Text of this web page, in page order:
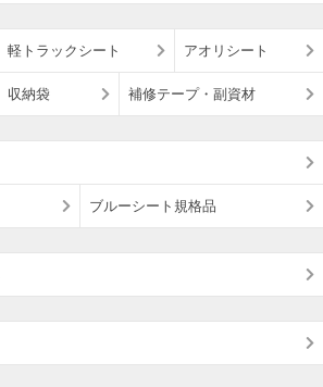
軽トラックシート アオリシート
収納袋 補修テープ・副資材
ブルーシート規格品